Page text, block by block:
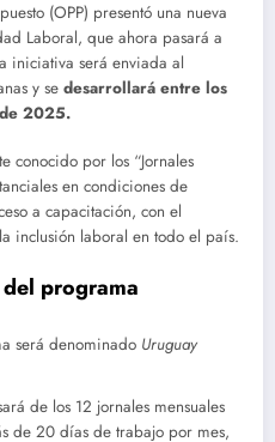
(OPP) presentó una nueva
Laboral, que ahora pasará a
iniciativa será enviada al
y se desarrollará entre los
2025.
conocido por los “Jornales
en condiciones de
a capacitación, con el
inclusión laboral en todo el país.
programa
será denominado Uruguay
de los 12 jornales mensuales
de 20 días de trabajo por mes,